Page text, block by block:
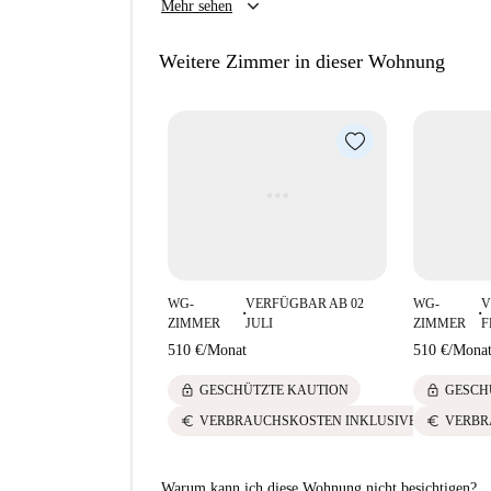
Spotahome werden sorgfältig geprüft, um
sowie die Plaza de Cairasco und die Plaza de
Mehr sehen keyboard_arrow_down
Weitere Zimmer in dieser Wohnung
WG-
ZIMMER
■
VERFÜGBAR AB 02
JULI
510 €/Monat
lock GESCHÜTZTE KAUTION
euro VERBRAUCHSKOSTEN INKLUSIVE
WG-
ZIMMER
■
510 €/Monat
lock
euro